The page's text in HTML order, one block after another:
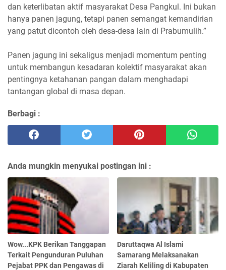
dan keterlibatan aktif masyarakat Desa Pangkul. Ini bukan
hanya panen jagung, tetapi panen semangat kemandirian
yang patut dicontoh oleh desa-desa lain di Prabumulih.”
Panen jagung ini sekaligus menjadi momentum penting
untuk membangun kesadaran kolektif masyarakat akan
pentingnya ketahanan pangan dalam menghadapi
tantangan global di masa depan.
Berbagi :
Anda mungkin menyukai postingan ini :
Wow...KPK Berikan Tanggapan
Terkait Pengunduran Puluhan
Pejabat PPK dan Pengawas di
Daruttaqwa Al Islami
Samarang Melaksanakan
Ziarah Keliling di Kabupaten